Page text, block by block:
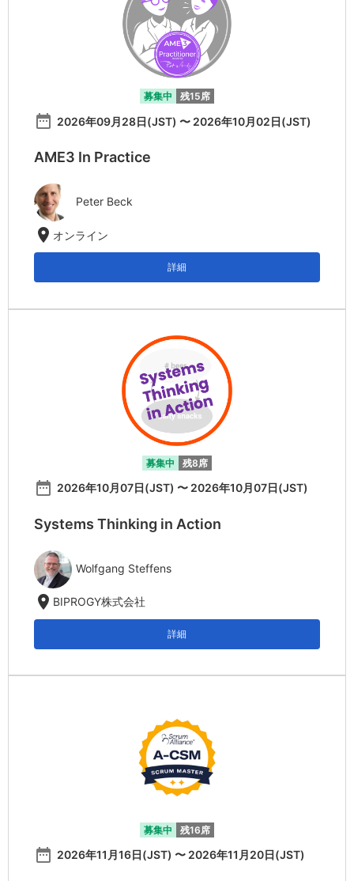
募集中 残15席
date_range 2026年09月28日(JST) 〜 2026年10月02日(JST)
AME3 In Practice
Peter Beck
location_on オンライン
詳細
募集中 残8席
date_range 2026年10月07日(JST) 〜 2026年10月07日(JST)
Systems Thinking in Action
Wolfgang Steffens
location_on BIPROGY株式会社
詳細
募集中 残16席
date_range 2026年11月16日(JST) 〜 2026年11月20日(JST)